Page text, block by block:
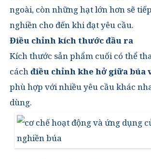
ngoài, còn những hạt lớn hơn sẽ
nghiền cho đến khi đạt yêu cầu.
Điều chỉnh kích thước đầu ra
Kích thước sản phẩm cuối có thể
cáchđiều chỉnh khe hở giữa búa
phù hợp với nhiều yêu cầu khác
dùng.